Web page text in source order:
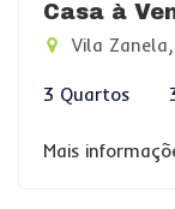
Casa à
Vila
3 Quartos
Mais